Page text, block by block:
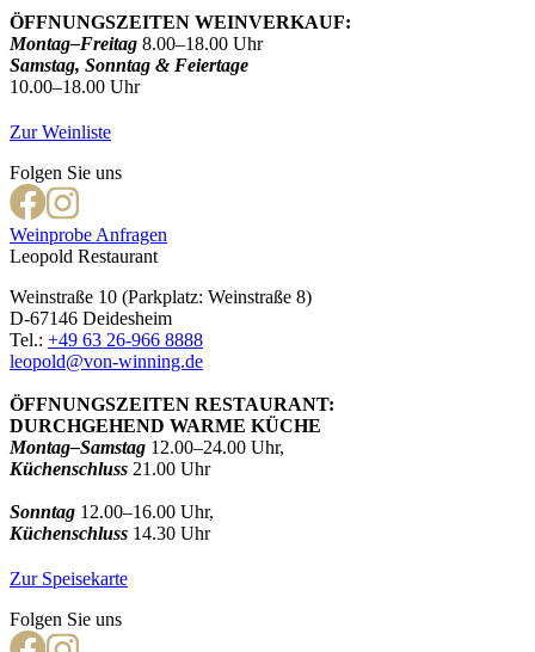
ÖFFNUNGSZEITEN WEINVERKAUF:
Montag–Freitag 8.00–18.00 Uhr
Samstag, Sonntag & Feiertage
10.00–18.00 Uhr
Zur Weinliste
Folgen Sie uns
Weinprobe Anfragen
Leopold Restaurant
Weinstraße 10 (Parkplatz: Weinstraße 8)
D-67146 Deidesheim
Tel.: +49 63 26-966 8888
leopold@von-winning.de
ÖFFNUNGSZEITEN RESTAURANT:
DURCHGEHEND WARME KÜCHE
Montag–Samstag 12.00–24.00 Uhr,
Küchenschluss 21.00 Uhr
Sonntag 12.00–16.00 Uhr,
Küchenschluss 14.30 Uhr
Zur Speisekarte
Folgen Sie uns